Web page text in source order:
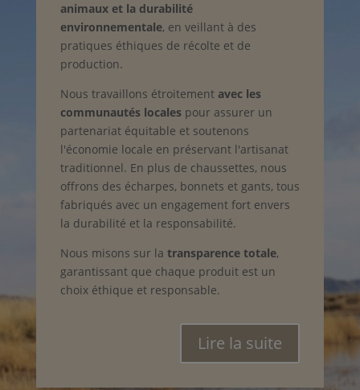
animaux et la durabilité
environnementale, en veillant à des
pratiques éthiques de récolte et de
production.
Nous travaillons étroitement avec les
communautés localespour assurer un
partenariat équitable et soutenons
l'économie locale en préservant l'artisanat
traditionnel. En plus de chaussettes, nous
offrons des écharpes, bonnets et gants, tous
fabriqués avec un engagement fort envers
la durabilité et la responsabilité.
Nous misons sur la transparence totale,
garantissant que chaque produit est un
choix éthique et responsable.
Lire la suite